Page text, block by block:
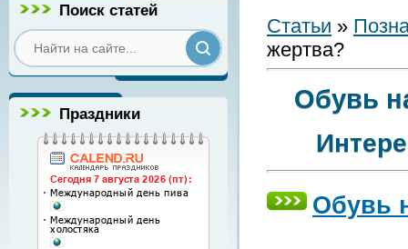
Поиск статей
Праздники
Статьи »
жертва?
Обувь
Обувь